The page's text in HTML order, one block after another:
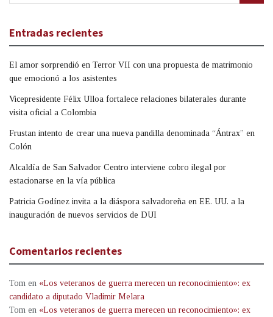
Entradas recientes
El amor sorprendió en Terror VII con una propuesta de matrimonio
que emocionó a los asistentes
Vicepresidente Félix Ulloa fortalece relaciones bilaterales durante
visita oficial a Colombia
Frustan intento de crear una nueva pandilla denominada “Ántrax” en
Colón
Alcaldía de San Salvador Centro interviene cobro ilegal por
estacionarse en la vía pública
Patricia Godínez invita a la diáspora salvadoreña en EE. UU. a la
inauguración de nuevos servicios de DUI
Comentarios recientes
Tom en «Los veteranos de guerra merecen un reconocimiento»: ex
candidato a diputado Vladimir Melara
Tom en «Los veteranos de guerra merecen un reconocimiento»: ex